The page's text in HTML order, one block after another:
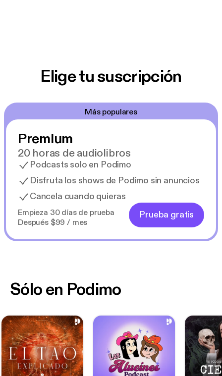
Elige tu suscripción
Más populares
Premium
20 horas de audiolibros
Podcasts solo en Podimo
Disfruta los shows de Podimo sin anuncios
Cancela cuando quieras
Empieza 30 días de prueba
Después $99 / mes
Prueba gratis
Sólo en Podimo